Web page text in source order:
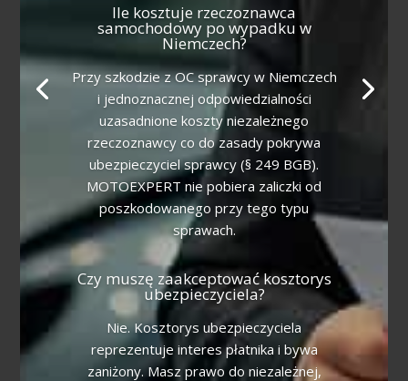
Ile kosztuje rzeczoznawca
samochodowy po wypadku w
Niemczech?
Przy szkodzie z OC sprawcy w Niemczech
i jednoznacznej odpowiedzialności
uzasadnione koszty niezależnego
rzeczoznawcy co do zasady pokrywa
ubezpieczyciel sprawcy (§ 249 BGB).
MOTOEXPERT nie pobiera zaliczki od
poszkodowanego przy tego typu
sprawach.
Czy muszę zaakceptować kosztorys
ubezpieczyciela?
Nie. Kosztorys ubezpieczyciela
reprezentuje interes płatnika i bywa
zaniżony. Masz prawo do niezależnej,